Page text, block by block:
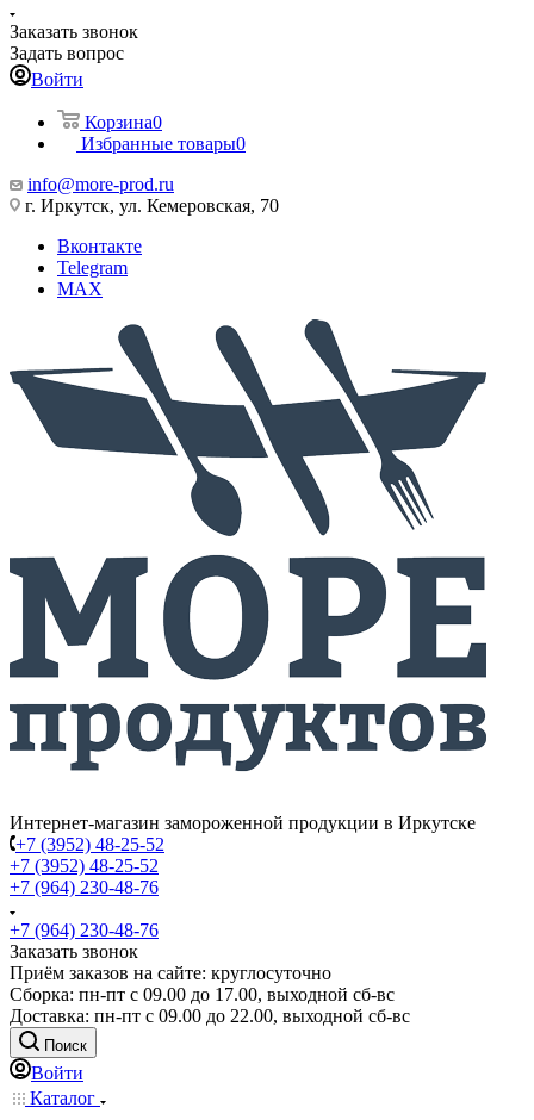
Заказать звонок
Задать вопрос
Войти
Корзина0
Избранные товары0
info@more-prod.ru
г. Иркутск, ул. Кемеровская, 70
Вконтакте
Telegram
MAX
Интернет-магазин замороженной продукции в Иркутске
+7 (3952) 48-25-52
+7 (3952) 48-25-52
+7 (964) 230-48-76
+7 (964) 230-48-76
Заказать звонок
Приём заказов на сайте: круглосуточно
Сборка: пн-пт с 09.00 до 17.00, выходной сб-вс
Доставка: пн-пт с 09.00 до 22.00, выходной сб-вс
Поиск
Войти
Каталог